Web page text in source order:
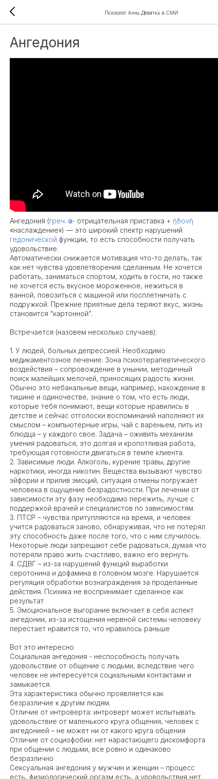
Психолог Анна Девятка в СМИ
Ангедония
Ангедони́я (греч. ἀν- отрицательная приставка + ἡδονή
«наслаждение») — это широкий спектр нарушений
гедонической функции, то есть способности получать
удовольствие.
Автоматически снижается мотивация что-то делать, так
как нет чувства удовлетворения сделанным. Не хочется
работать, заниматься спортом, ходить в гости, но также
не хочется есть вкусное мороженное, нежиться в
ванной, повозиться с машиной или посплетничать с
подружкой. Прежние приятные дела теряют вкус, жизнь
становится “картонной”.
Встречается (назовем несколько случаев):
1. У людей, больных депрессией. Необходимо
медикаментозное лечение. Зона психотерапевтического
воздействия – сопровождение в унынии, методичный
поиск малейших мелочей, приносящих радость жизни.
Обычно это небанальные вещи, например, нахождение в
тишине и одиночестве, знание о том, что есть люди,
которые тебя понимают, вещи которые нравились в
детстве и сейчас отголоски воспоминаний наполняют их
смыслом – компьютерные игры, чай с вареньем, пить из
блюдца – у каждого свое. Задача – оживить механизм
умения радоваться, это долгая и кропотливая работа,
требующая готовности двигаться в темпе клиента.
2. Зависимые люди. Алкоголь, курение травы, другие
наркотики, иногда никотин. Вещества вызывают чувство
эйфории и прилив эмоций, ситуация отмены погружает
человека в ощущение безрадостности. При лечении от
зависимости эту фазу необходимо пережить, лучше с
поддержкой врачей и специалистов по зависимостям.
3. ПТСР – чувства притупляются на время, и человек
учится радоваться заново, обнаруживая, что не потерял
эту способность даже после того, что с ним случилось.
Некоторые люди запрещают себе радоваться, думая что
потеряли право жить счастливо, важно его вернуть.
4. СДВГ – из-за нарушений функций выработки
серотонина и дофамина в головном мозге. Нарушается
регуляция обработки вознаграждения за проделанные
действия. Психика не воспринимает сделанное как
результат
5. Эмоциональное выгорание включает в себя аспект
ангедонии, из-за истощения нервной системы человеку
перестает нравится то, что нравилось раньше
Вот это интересно
Социальная ангедония - неспособность получать
удовольствие от общение с людьми, вследствие чего
человек не интересуется социальными контактами и
замыкается.
Эта характеристика обычно проявляется как
безразличие к другим людям.
Отличие от интроверта: интроверт может испытывать
удовольствие от маленького круга общения, человек с
ангедонией – не может ни от какого круга общения
Отличие от социофобии: нет нарастающего дискомфорта
при общении с людьми, все ровно и одинаково
безразлично
Сексуальная ангедония у мужчин и женщин – процесс
есть, физиологический оргазм есть, а удовольствия нет.